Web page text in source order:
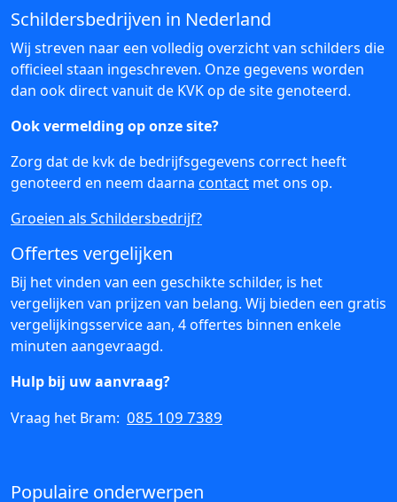
Schildersbedrijven in Nederland
Wij streven naar een volledig overzicht van schilders die
officieel staan ingeschreven. Onze gegevens worden
dan ook direct vanuit de KVK op de site genoteerd.
Ook vermelding op onze site?
Zorg dat de kvk de bedrijfsgegevens correct heeft
genoteerd en neem daarna contact met ons op.
Groeien als Schildersbedrijf?
Offertes vergelijken
Bij het vinden van een geschikte schilder, is het
vergelijken van prijzen van belang. Wij bieden een gratis
vergelijkingsservice aan, 4 offertes binnen enkele
minuten aangevraagd.
Hulp bij uw aanvraag?
Vraag het Bram: 085 109 7389
Populaire onderwerpen